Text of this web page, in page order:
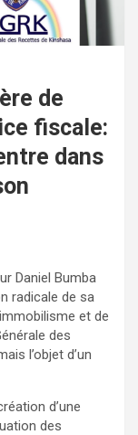
de
fiscale:
dans
Daniel Bumba
radicale de sa
et de
des
l’objet d’un
d’une
des